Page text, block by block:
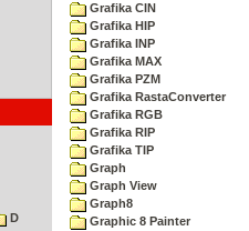
D
Grafika CIN
Grafika HIP
Grafika INP
Grafika MAX
Grafika PZM
Grafika RastaConverter
Grafika RGB
Grafika RIP
Grafika TIP
Graph
Graph View
Graph8
Graphic 8 Painter